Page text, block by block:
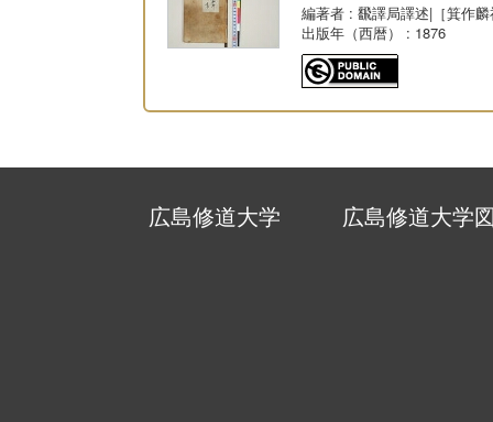
編著者 : 飜譯局譯述|［箕作
出版年（西暦）
: 1876
広島修道大学 広島修道大学